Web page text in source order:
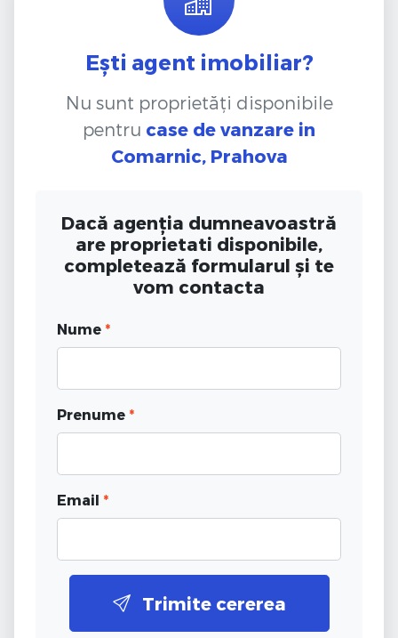
Ești agent imobiliar?
Nu sunt proprietăți disponibile
pentru case de vanzare in
Comarnic, Prahova
Dacă agenția dumneavoastră
are proprietati disponibile,
completează formularul și te
vom contacta
Nume *
Prenume *
Email *
Trimite cererea